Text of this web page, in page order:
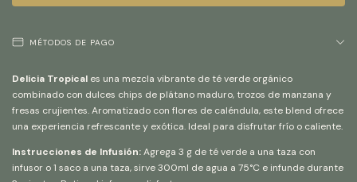
MÉTODOS DE PAGO
Delicia Tropical es una mezcla vibrante de té verde orgánico
combinado con dulces chips de plátano maduro, trozos de manzana y
fresas crujientes. Aromatizado con flores de caléndula, este blend ofrece
una experiencia refrescante y exótica. Ideal para disfrutar frío o caliente.
Instrucciones de Infusión:Agrega 3 g de té verde a una taza con
infusor o 1 saco a una taza, sirve 300ml de agua a 75°C e infunde durante